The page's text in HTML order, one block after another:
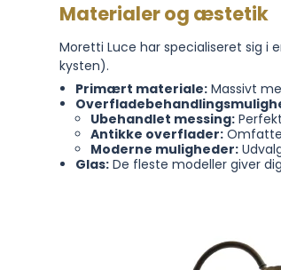
Materialer og æstetik
Moretti Luce har specialiseret sig i
kysten).
Primært materiale:Massivt
Ubehandlet messing:
Antikke overflader:
Moderne muligheder:
Glas:De fleste modeller giver